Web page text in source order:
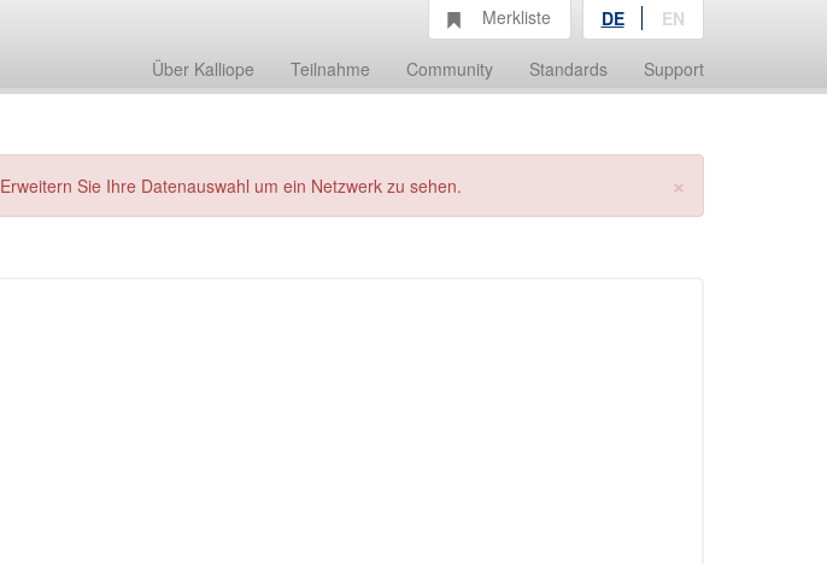
Über Kalliope Teilnahme Community Standards Support
Merkliste DE EN
×
Erweitern Sie Ihre Datenauswahl um ein Netzwerk zu sehen.